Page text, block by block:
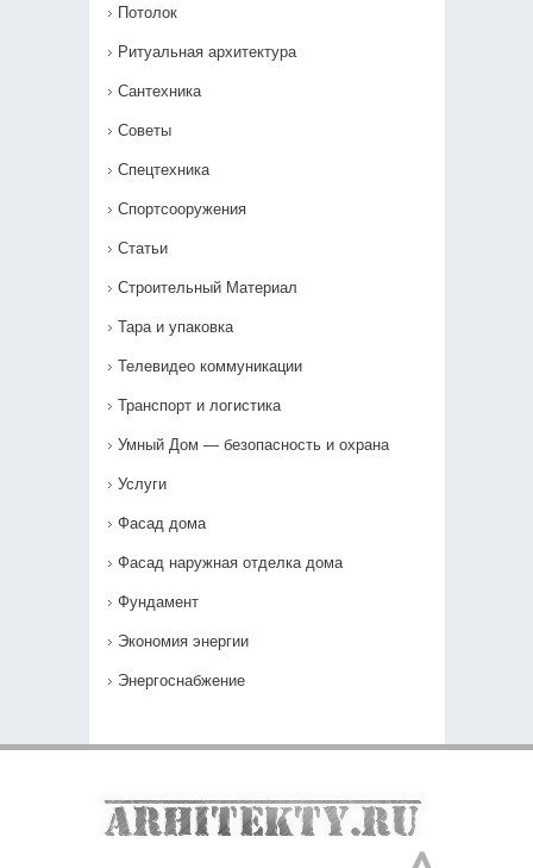
Потолок
Ритуальная архитектура
Сантехника
Советы
Спецтехника
Спортсооружения
Статьи
Строительный Материал
Тара и упаковка
Телевидео коммуникации
Транспорт и логистика
Умный Дом — безопасность и охрана
Услуги
Фасад дома
Фасад наружная отделка дома
Фундамент
Экономия энергии
Энергоснабжение